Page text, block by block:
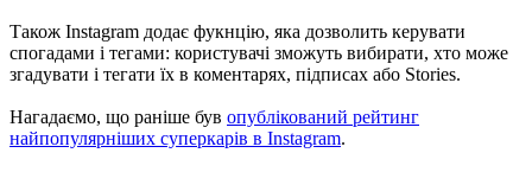
Також Instagram додає фукнцію, яка дозволить керувати
спогадами і тегами: користувачі зможуть вибирати, хто може
згадувати і тегати їх в коментарях, підписах або Stories.
Нагадаємо, що раніше був опублікований рейтинг
найпопулярніших суперкарів в Instagram.